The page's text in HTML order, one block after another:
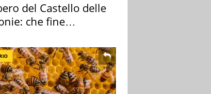
del Castello delle
che fine